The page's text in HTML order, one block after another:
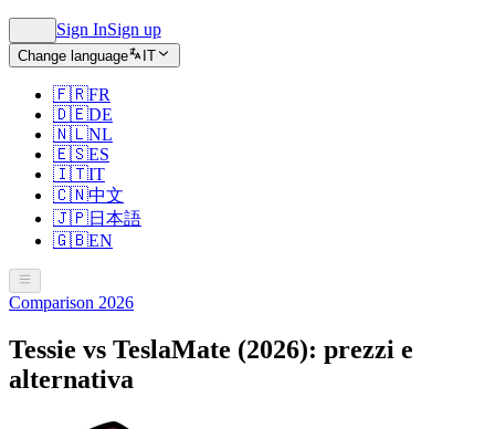
Sign InSign up
Change language IT
🇫🇷FR
🇩🇪DE
🇳🇱NL
🇪🇸ES
🇮🇹IT
🇨🇳中文
🇯🇵日本語
🇬🇧EN
Comparison 2026
Tessie vs TeslaMate (2026): prezzi e
alternativa